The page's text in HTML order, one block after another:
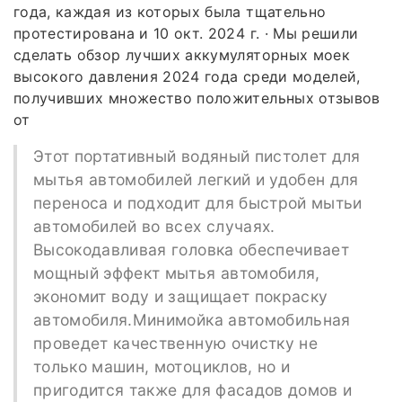
года, каждая из которых была тщательно
протестирована и 10 окт. 2024 г. · Мы решили
сделать обзор лучших аккумуляторных моек
высокого давления 2024 года среди моделей,
получивших множество положительных отзывов
от
Этот портативный водяный пистолет для
мытья автомобилей легкий и удобен для
переноса и подходит для быстрой мытьи
автомобилей во всех случаях.
Высокодавливая головка обеспечивает
мощный эффект мытья автомобиля,
экономит воду и защищает покраску
автомобиля.Минимойка автомобильная
проведет качественную очистку не
только машин, мотоциклов, но и
пригодится также для фасадов домов и